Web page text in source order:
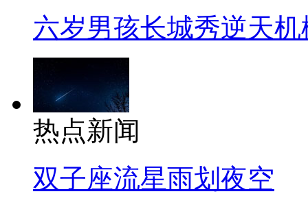
六岁男孩长城秀逆天机
热点新闻
双子座流星雨划夜空